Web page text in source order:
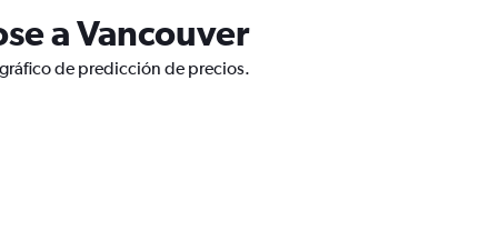
a Vancouver
de predicción de precios.